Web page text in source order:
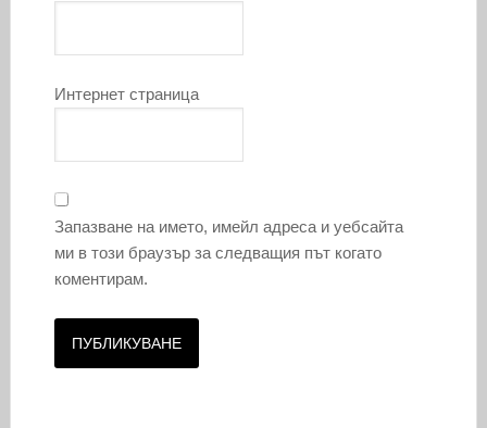
Интернет страница
Запазване на името, имейл адреса и уебсайта
ми в този браузър за следващия път когато
коментирам.